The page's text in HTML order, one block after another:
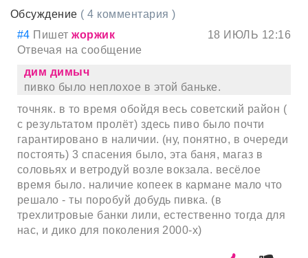
Обсуждение ( 4 комментария )
#4 Пишетжоржик
18 ИЮЛЬ 12:16
Отвечая на сообщение
дим димыч
пивко было неплохое в этой баньке.
точняк. в то время обойдя весь советский район (
с результатом пролёт) здесь пиво было почти
гарантировано в наличии. (ну, понятно, в очереди
постоять) 3 спасения было, эта баня, магаз в
соловьях и ветродуй возле вокзала. весёлое
время было. наличие копеек в кармане мало что
решало - ты поробуй добудь пивка. (в
трехлитровые банки лили, естественно тогда для
нас, и дико для поколения 2000-х)